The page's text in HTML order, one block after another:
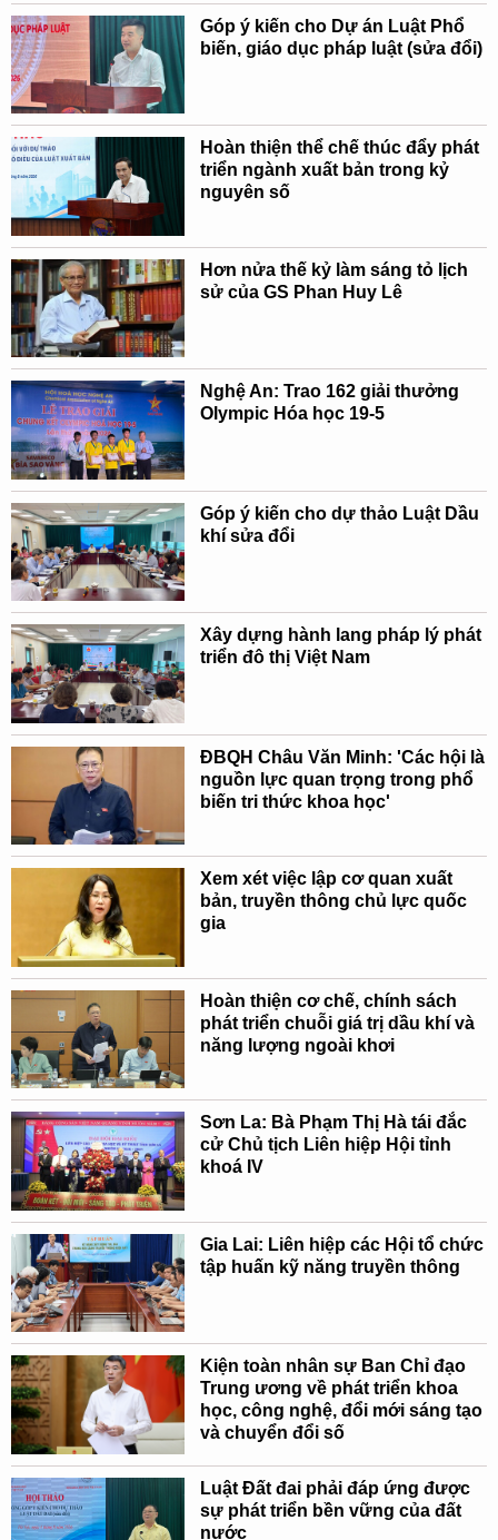
Góp ý kiến cho Dự án Luật Phổ
biến, giáo dục pháp luật (sửa đổi)
Hoàn thiện thể chế thúc đẩy phát
triển ngành xuất bản trong kỷ
nguyên số
Hơn nửa thế kỷ làm sáng tỏ lịch
sử của GS Phan Huy Lê
Nghệ An: Trao 162 giải thưởng
Olympic Hóa học 19-5
Góp ý kiến cho dự thảo Luật Dầu
khí sửa đổi
Xây dựng hành lang pháp lý phát
triển đô thị Việt Nam
ĐBQH Châu Văn Minh: 'Các hội là
nguồn lực quan trọng trong phổ
biến tri thức khoa học'
Xem xét việc lập cơ quan xuất
bản, truyền thông chủ lực quốc
gia
Hoàn thiện cơ chế, chính sách
phát triển chuỗi giá trị dầu khí và
năng lượng ngoài khơi
Sơn La: Bà Phạm Thị Hà tái đắc
cử Chủ tịch Liên hiệp Hội tỉnh
khoá IV
Gia Lai: Liên hiệp các Hội tổ chức
tập huấn kỹ năng truyền thông
Kiện toàn nhân sự Ban Chỉ đạo
Trung ương về phát triển khoa
học, công nghệ, đổi mới sáng tạo
và chuyển đổi số
Luật Đất đai phải đáp ứng được
sự phát triển bền vững của đất
nước